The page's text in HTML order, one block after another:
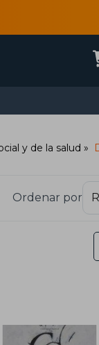
y de la salud
Ordenar por